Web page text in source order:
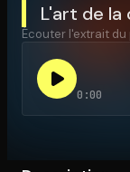
Ouvre
L'art de
Écouter l'extrait du
0:00